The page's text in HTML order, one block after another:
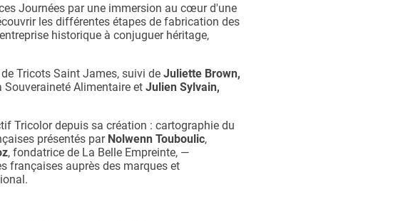
Journées par une immersion au cœur d'une
les différentes étapes de fabrication des
historique à conjuguer héritage,
de Tricots Saint James, suivi de Juliette Brown,
Souveraineté Alimentaire et Julien Sylvain,
Tricolor depuis sa création : cartographie du
présentés par Nolwenn Touboulic,
, fondatrice de La Belle Empreinte, —
françaises auprès des marques et